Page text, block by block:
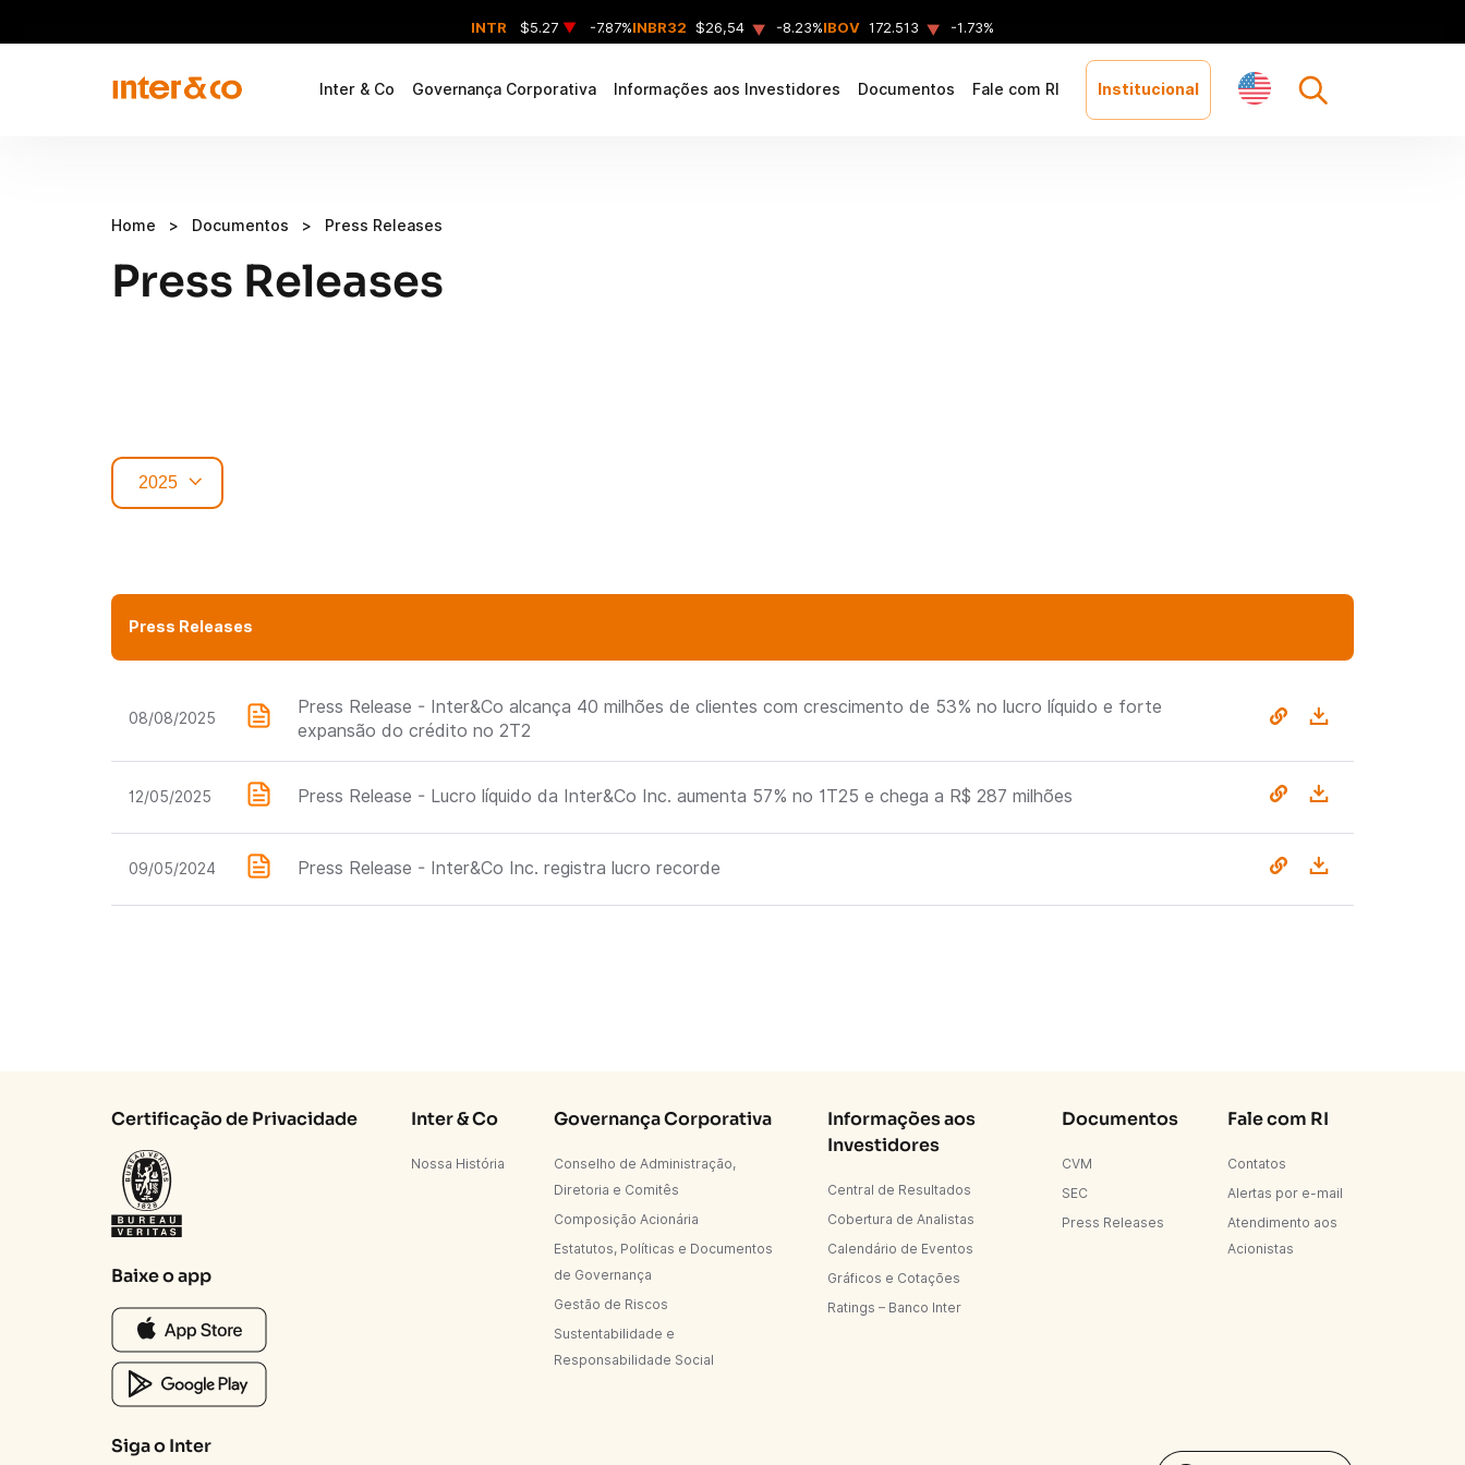
INTR $5.27 ▼ -7.87%INBR32 $26,54 ▲ -8.23%IBOV 172.513 ▲ -1.73%
Inter & Co Governança Corporativa Informações aos Investidores Documentos Fale com RI Institucional
Home > Documentos > Press Releases
Press Releases
Press Releases
08/08/2025
Press Release - Inter&Co alcança 40 milhões de clientes com crescimento de 53% no lucro líquido e forte
expansão do crédito no 2T2
12/05/2025 Press Release - Lucro líquido da Inter&Co Inc. aumenta 57% no 1T25 e chega a R$ 287 milhões
09/05/2024 Press Release - Inter&Co Inc. registra lucro recorde
Certificação de Privacidade
Baixe o app
Siga o Inter
Inter & Co
Nossa História
Governança Corporativa
Conselho de Administração,
Diretoria e Comitês
Composição Acionária
Estatutos, Políticas e Documentos
de Governança
Gestão de Riscos
Sustentabilidade e
Responsabilidade Social
Informações aos
Investidores
Central de Resultados
Cobertura de Analistas
Calendário de Eventos
Gráficos e Cotações
Ratings – Banco Inter
Documentos
CVM
SEC
Press Releases
Fale com RI
Contatos
Alertas por e-mail
Atendimento aos
Acionistas